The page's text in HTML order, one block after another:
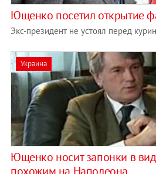
Ющенко посетил открытие
Экс-президент не устоял перед
Украина
Ющенко носит запонки в